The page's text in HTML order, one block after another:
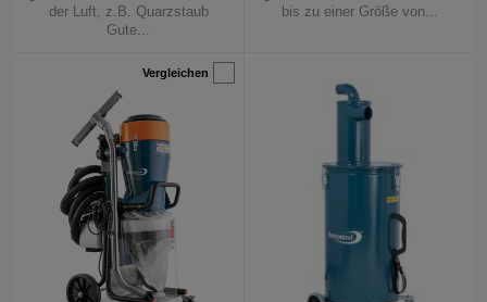
der Luft, z.B. Quarzstaub
Gute...
bis zu einer Größe von...
Vergleichen